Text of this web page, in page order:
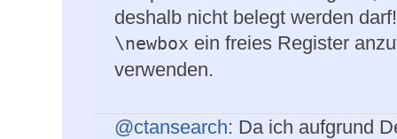
deshalb nicht belegt werden
\newbox ein freies Register
verwenden.
@ctansearch: Da ich aufgrund